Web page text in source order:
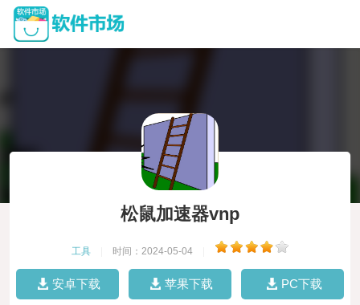
松鼠加速器vnp
工具 时间：2024-05-04
安卓下载 苹果下载 PC下载